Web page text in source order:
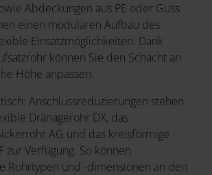
Abdeckungen aus PE oder Guss
einen modularen Aufbau des
Einsatzmöglichkeiten. Dank
können Sie den Schacht an
Höhe anpassen.
Anschlussreduzierungen stehen
Dränagerohr DX, das
AG und das kreisförmige
zur Verfügung. So können
Rohrtypen und -dimensionen an den